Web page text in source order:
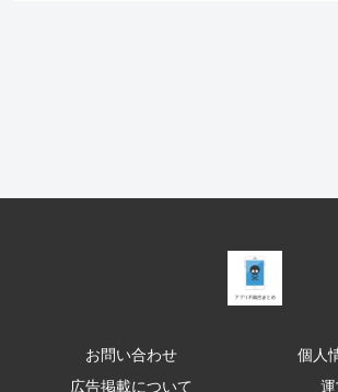
お問い合わせ
個人
広告掲載について